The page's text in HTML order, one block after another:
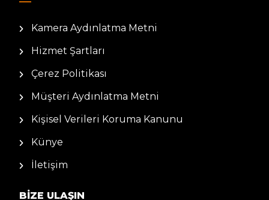
Kamera Aydınlatma Metni
Hizmet Şartları
Çerez Politikası
Müşteri Aydınlatma Metni
Kişisel Verileri Koruma Kanunu
Künye
İletişim
BIZE ULAŞIN